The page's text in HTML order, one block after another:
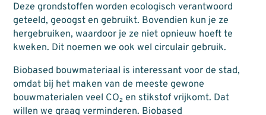
Deze grondstoffen worden ecologisch verantwoord
geteeld, geoogst en gebruikt. Bovendien kun je ze
hergebruiken, waardoor je ze niet opnieuw hoeft te
kweken. Dit noemen we ook wel circulair gebruik.
Biobased bouwmateriaal is interessant voor de stad,
omdat bij het maken van de meeste gewone
bouwmaterialen veel CO₂ en stikstof vrijkomt. Dat
willen we graag verminderen. Biobased